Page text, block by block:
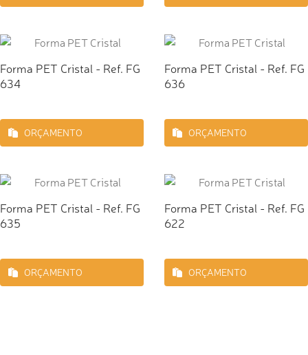
Forma PET Cristal - Ref. FG
634
ORÇAMENTO
Forma PET Cristal - Ref. FG
636
ORÇAMENTO
Forma PET Cristal - Ref. FG
635
ORÇAMENTO
Forma PET Cristal - Ref. FG
622
ORÇAMENTO